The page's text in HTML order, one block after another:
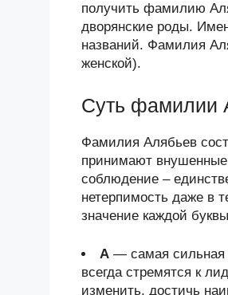
получить фамилию
дворянские роды.
названий. Фамилия
женской).
Суть фамилии
Фамилия Алябьев
принимают внушенные
соблюдение –
нетерпимость даже в
значение каждой
А — самая сильная
всегда стремятся к
изменить, достичь